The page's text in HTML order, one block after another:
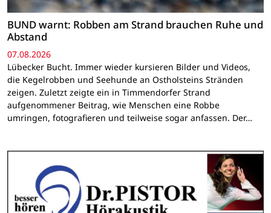
BUND warnt: Robben am Strand brauchen Ruhe und
Abstand
07.08.2026
Lübecker Bucht. Immer wieder kursieren Bilder und Videos,
die Kegelrobben und Seehunde an Ostholsteins Stränden
zeigen. Zuletzt zeigte ein in Timmendorfer Strand
aufgenommener Beitrag, wie Menschen eine Robbe
umringen, fotografieren und teilweise sogar anfassen. Der…